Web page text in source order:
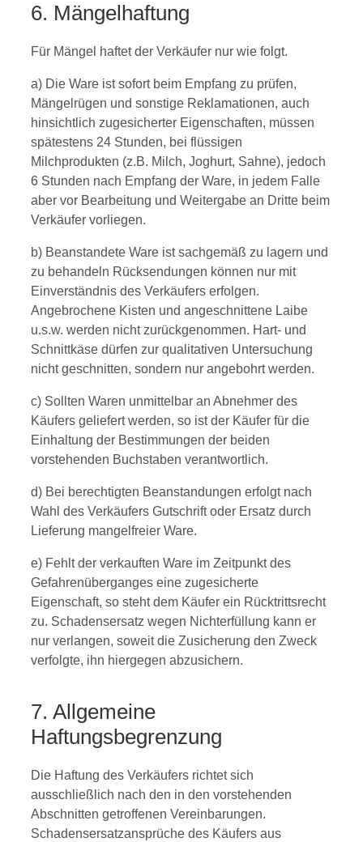
6. Mängelhaftung
Für Mängel haftet der Verkäufer nur wie folgt.
a) Die Ware ist sofort beim Empfang zu prüfen,
Mängelrügen und sonstige Reklamationen, auch
hinsichtlich zugesicherter Eigenschaften, müssen
spätestens 24 Stunden, bei flüssigen
Milchprodukten (z.B. Milch, Joghurt, Sahne), jedoch
6 Stunden nach Empfang der Ware, in jedem Falle
aber vor Bearbeitung und Weitergabe an Dritte beim
Verkäufer vorliegen.
b) Beanstandete Ware ist sachgemäß zu lagern und
zu behandeln Rücksendungen können nur mit
Einverständnis des Verkäufers erfolgen.
Angebrochene Kisten und angeschnittene Laibe
u.s.w. werden nicht zurückgenommen. Hart- und
Schnittkäse dürfen zur qualitativen Untersuchung
nicht geschnitten, sondern nur angebohrt werden.
c) Sollten Waren unmittelbar an Abnehmer des
Käufers geliefert werden, so ist der Käufer für die
Einhaltung der Bestimmungen der beiden
vorstehenden Buchstaben verantwortlich.
d) Bei berechtigten Beanstandungen erfolgt nach
Wahl des Verkäufers Gutschrift oder Ersatz durch
Lieferung mangelfreier Ware.
e) Fehlt der verkauften Ware im Zeitpunkt des
Gefahrenüberganges eine zugesicherte
Eigenschaft, so steht dem Käufer ein Rücktrittsrecht
zu. Schadensersatz wegen Nichterfüllung kann er
nur verlangen, soweit die Zusicherung den Zweck
verfolgte, ihn hiergegen abzusichern.
7. Allgemeine
Haftungsbegrenzung
Die Haftung des Verkäufers richtet sich
ausschließlich nach den in den vorstehenden
Abschnitten getroffenen Vereinbarungen.
Schadensersatzansprüche des Käufers aus